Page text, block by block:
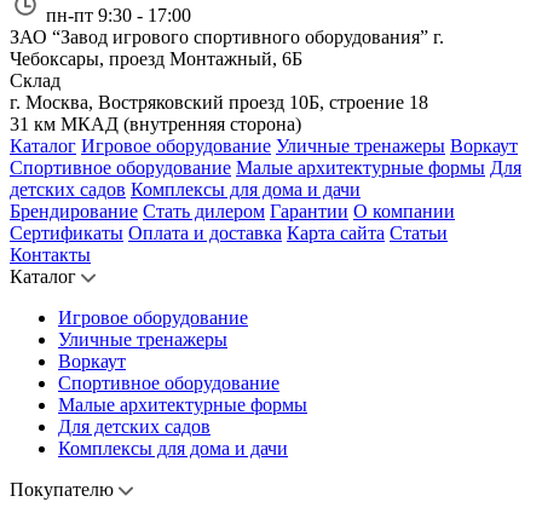
пн-пт 9:30 - 17:00
ЗАО “Завод игрового спортивного оборудования” г.
Чебоксары, проезд Монтажный, 6Б
Склад
г. Москва, Востряковский проезд 10Б, строение 18
31 км МКАД (внутренняя сторона)
Каталог Игровое оборудование Уличные тренажеры Воркаут
Спортивное оборудование Малые архитектурные формы Для
детских садов Комплексы для дома и дачи
Брендирование Стать дилером Гарантии О компании
Сертификаты Оплата и доставка Карта сайта Статьи
Контакты
Каталог
Игровое оборудование
Уличные тренажеры
Воркаут
Спортивное оборудование
Малые архитектурные формы
Для детских садов
Комплексы для дома и дачи
Покупателю